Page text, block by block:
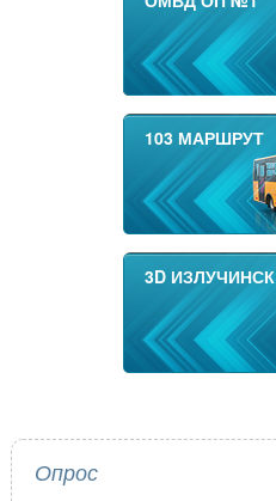
103 МАРШРУТ
3D ИЗЛУЧИНСК
Опрос